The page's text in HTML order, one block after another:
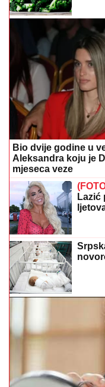
Bio dvije godine u
Aleksandra koju je
mjeseca veze
Lazić
Kako da trepavice
Jednostavni trikovi